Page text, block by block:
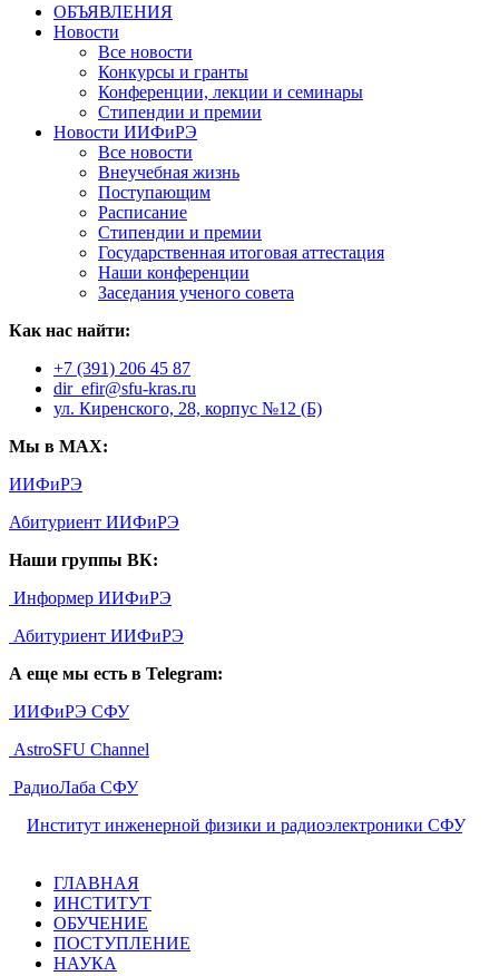
ОБЪЯВЛЕНИЯ
Новости
Все новости
Конкурсы и гранты
Конференции, лекции и семинары
Стипендии и премии
Новости ИИФиРЭ
Все новости
Внеучебная жизнь
Поступающим
Расписание
Стипендии и премии
Государственная итоговая аттестация
Наши конференции
Заседания ученого совета
Как нас найти:
+7 (391) 206 45 87
dir_efir@sfu-kras.ru
ул. Киренского, 28, корпус №12 (Б)
Мы в MAX:
ИИФиРЭ
Абитуриент ИИФиРЭ
Наши группы ВК:
Информер ИИФиРЭ
Абитуриент ИИФиРЭ
А еще мы есть в Telegram:
ИИФиРЭ СФУ
AstroSFU Channel
РадиоЛаба СФУ
Институт инженерной физики и радиоэлектроники СФУ,
ГЛАВНАЯ
ИНСТИТУТ
ОБУЧЕНИЕ
ПОСТУПЛЕНИЕ
НАУКА